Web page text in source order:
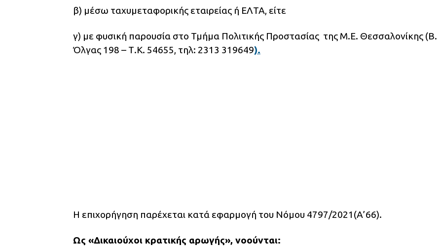
β) μέσω ταχυμεταφορικής εταιρείας ή ΕΛΤΑ, είτε
γ) με φυσική παρουσία στο Τμήμα Πολιτικής Προστασίας της M.Ε. Θεσσαλονίκης (Β.
Όλγας 198 – Τ.Κ. 54655, τηλ: 2313 319649).
Η επιχορήγηση παρέχεται κατά εφαρμογή του Νόμου 4797/2021(Α’66).
Ως «Δικαιούχοι κρατικής αρωγής», νοούνται: